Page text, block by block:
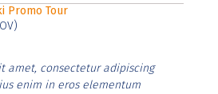
Promo Tour
amet, consectetur adipiscing
enim in eros elementum